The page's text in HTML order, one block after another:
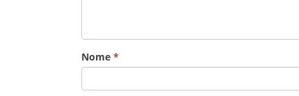
Nome *